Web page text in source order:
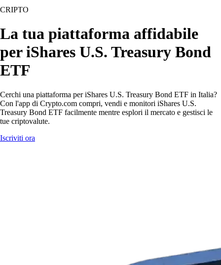
CRIPTO
La tua piattaforma affidabile
per iShares U.S. Treasury Bond
ETF
Cerchi una piattaforma per iShares U.S. Treasury Bond ETF in Italia?
Con l'app di Crypto.com compri, vendi e monitori iShares U.S.
Treasury Bond ETF facilmente mentre esplori il mercato e gestisci le
tue criptovalute.
Iscriviti ora